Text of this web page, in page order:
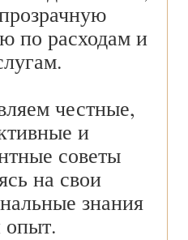
по расходам и
честные,
и
советы
на свои
знания
опыт.